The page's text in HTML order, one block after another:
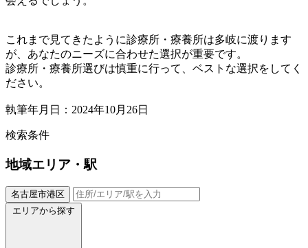
これまで見てきたように診療所・療養所は多岐に渡ります
が、あなたのニーズに合わせた選択が重要です。
診療所・療養所選びは慎重に行って、ベストな選択をしてく
ださい。
執筆年月日：2024年10月26日
検索条件
地域エリア・駅
名古屋市港区
エリアから探す